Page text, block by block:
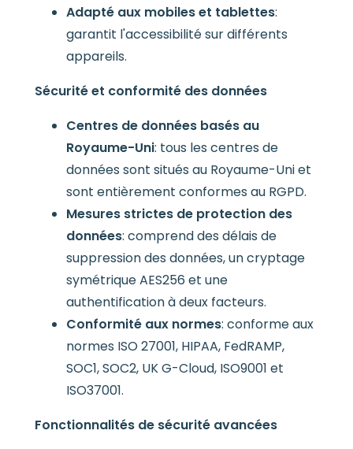
Adapté aux mobiles et tablettes:
garantit l'accessibilité sur différents
appareils.
Sécurité et conformité des données
Centres de données basés au
Royaume-Uni: tous les centres de
données sont situés au Royaume-Uni et
sont entièrement conformes au RGPD.
Mesures strictes de protection des
données: comprend des délais de
suppression des données, un cryptage
symétrique AES256 et une
authentification à deux facteurs.
Conformité aux normes: conforme aux
normes ISO 27001, HIPAA, FedRAMP,
SOC1, SOC2, UK G-Cloud, ISO9001 et
ISO37001.
Fonctionnalités de sécurité avancées